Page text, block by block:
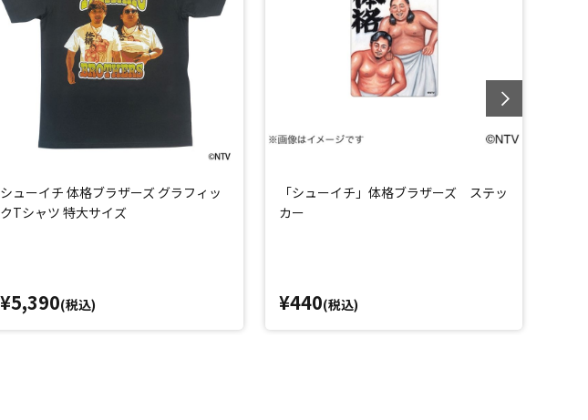
シューイチ 体格ブラザーズ グラフィッ
クTシャツ 特大サイズ
¥5,390(税込)
「シューイチ」体格ブラザーズ ステッ
カー
¥440(税込)